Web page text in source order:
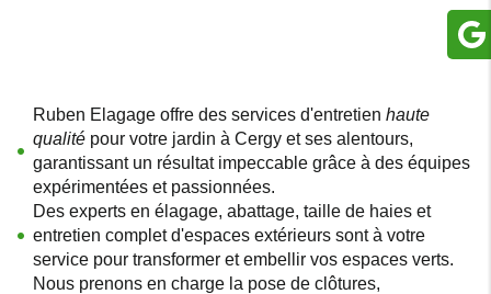
Ruben Elagage offre des services d'entretien haute
qualité pour votre jardin à Cergy et ses alentours,
garantissant un résultat impeccable grâce à des équipes
expérimentées et passionnées.
Des experts en élagage, abattage, taille de haies et
entretien complet d'espaces extérieurs sont à votre
service pour transformer et embellir vos espaces verts.
Nous prenons en charge la pose de clôtures,